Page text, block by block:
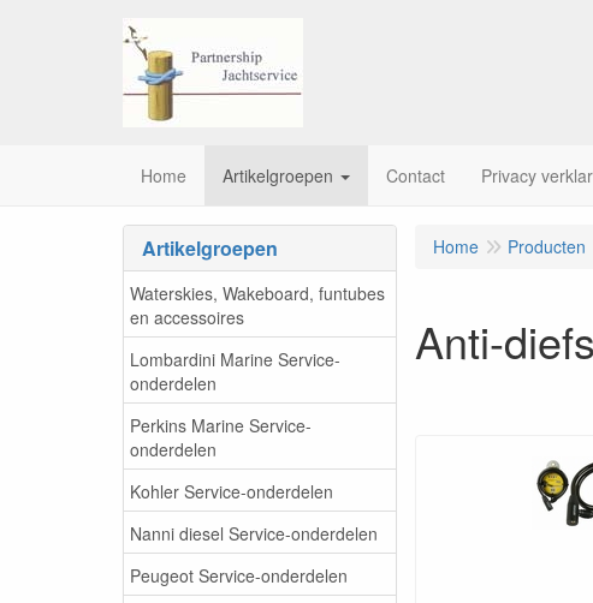
Home Artikelgroepen Contact Privacy
Artikelgroepen
Waterskies, Wakeboard, funtubes
en accessoires
Lombardini Marine Service-
onderdelen
Perkins Marine Service-
onderdelen
Kohler Service-onderdelen
Nanni diesel Service-onderdelen
Peugeot Service-onderdelen
Home Producten
Anti-